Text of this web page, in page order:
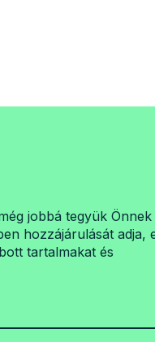
jobbá tegyük Önnek
hozzájárulását adja,
tartalmakat és